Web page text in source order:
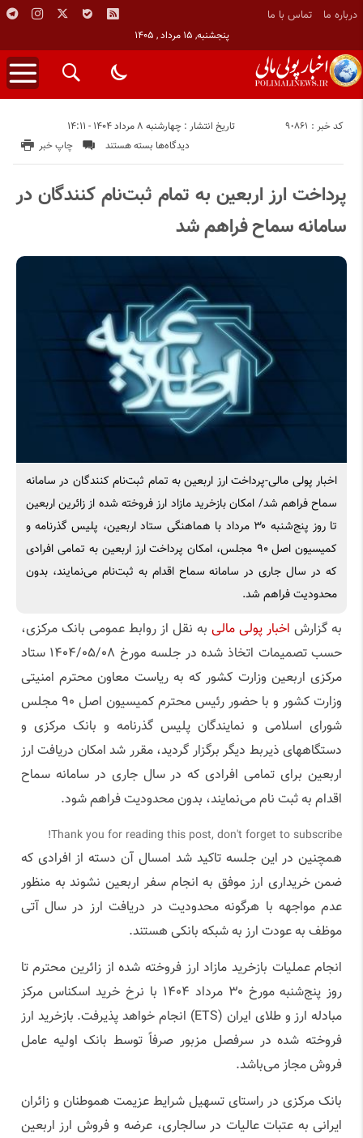
درباره ما تماس با ما
پنجشنبه, ۱۵ مرداد , ۱۴۰۵
تاریخ انتشار : چهارشنبه ۸ مرداد ۱۴۰۴ - ۱۴:۱۱ کد خبر : 90861
چاپ خبر دیدگاه‌ها برای
پرداخت
ارز
اربعین
در
سامانه
سماح
فراهم
شد
بسته هستند
پرداخت ارز اربعین به تمام ثبت‌نام کنندگان در
سامانه سماح فراهم شد
اخبار پولی مالی-پرداخت ارز اربعین به تمام ثبت‌نام کنندگان در سامانه
سماح فراهم شد/ امکان بازخرید مازاد ارز فروخته شده از زائرین اربعین
تا روز پنج‌شنبه ۳۰ مرداد با هماهنگی ستاد اربعین، پلیس گذرنامه و
کمیسیون اصل ۹۰ مجلس، امکان پرداخت ارز اربعین به تمامی افرادی
که در سال جاری در سامانه سماح اقدام به ثبت‌نام می‌نمایند، بدون
محدودیت فراهم شد.
به گزارش اخبار پولی مالیبه نقل از روابط عمومی بانک مرکزی،
حسب تصمیمات اتخاذ شده در جلسه مورخ ۱۴۰۴/۰۵/۰۸ ستاد
مرکزی اربعین وزارت کشور که به ریاست معاون محترم امنیتی
وزارت کشور و با حضور رئیس محترم کمیسیون اصل ۹۰ مجلس
شورای اسلامی و نمایندگان پلیس گذرنامه و بانک مرکزی و
دستگاههای ذیربط دیگر برگزار گردید، مقرر شد امکان دریافت ارز
اربعین برای تمامی افرادی که در سال جاری در سامانه سماح
اقدام به ثبت نام می‌نمایند، بدون محدودیت فراهم شود.
Thank you for reading this post, don't forget to subscribe!
همچنین در این جلسه تاکید شد امسال آن دسته از افرادی که
ضمن خریداری ارز موفق به انجام سفر اربعین نشوند به منظور
عدم مواجهه با هرگونه محدودیت در دریافت ارز در سال آتی
موظف به عودت ارز به شبکه بانکی هستند‌.
انجام عملیات بازخرید مازاد ارز فروخته شده از زائرین محترم تا
روز پنج‌شنبه مورخ ۳۰ مرداد ۱۴۰۴ با نرخ خرید اسکناس مرکز
مبادله ارز و طلای ایران (ETS) انجام خواهد پذیرفت. بازخرید ارز
فروخته شده در سرفصل مزبور صرفاً توسط بانک اولیه عامل
فروش مجاز می‌باشد.
بانک مرکزی در راستای تسهیل شرایط عزیمت هموطنان و زائران
ایرانی به عتبات عالیات در سال­جاری، عرضه و فروش ارز اربعین